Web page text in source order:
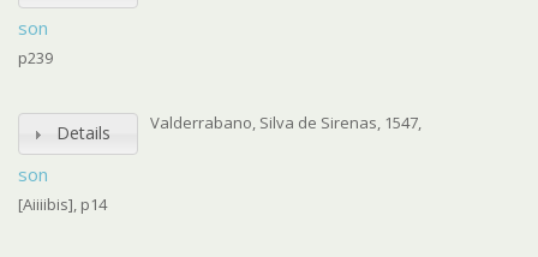
son
p239
Details
son
Valderrabano, Silva de Sirenas, 1547,
[Aiiiibis], p14